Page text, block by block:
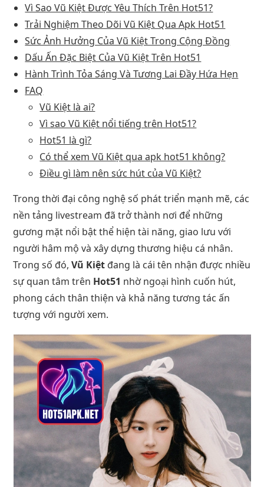
Vì Sao Vũ Kiệt Được Yêu Thích Trên Hot51?
Trải Nghiệm Theo Dõi Vũ Kiệt Qua Apk Hot51
Sức Ảnh Hưởng Của Vũ Kiệt Trong Cộng Đồng
Dấu Ấn Đặc Biệt Của Vũ Kiệt Trên Hot51
Hành Trình Tỏa Sáng Và Tương Lai Đầy Hứa Hẹn
FAQ
Vũ Kiệt là ai?
Vì sao Vũ Kiệt nổi tiếng trên Hot51?
Hot51 là gì?
Có thể xem Vũ Kiệt qua apk hot51 không?
Điều gì làm nên sức hút của Vũ Kiệt?
Trong thời đại công nghệ số phát triển mạnh mẽ, các
nền tảng livestream đã trở thành nơi để những
gương mặt nổi bật thể hiện tài năng, giao lưu với
người hâm mộ và xây dựng thương hiệu cá nhân.
Trong số đó,Vũ Kiệt đang là cái tên nhận được nhiều
sự quan tâm trên Hot51 nhờ ngoại hình cuốn hút,
phong cách thân thiện và khả năng tương tác ấn
tượng với người xem.